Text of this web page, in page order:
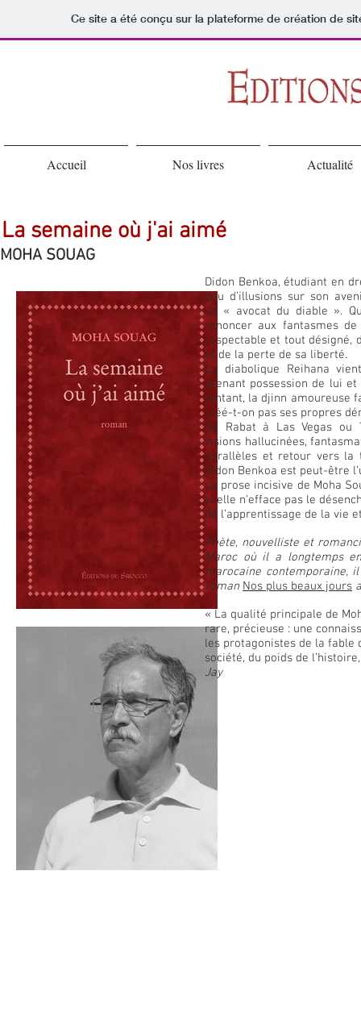
Ce site a été conçu sur la plateforme de création de
Accueil Nos livres Actualité
La semaine où j'ai aimé
MOHA SOUAG
Didon Benkoa, étudiant en
peu d’illusions sur son
un « avocat du diable ».
renoncer aux fantasmes
respectable et tout désigné,
et de la perte de sa liberté.
La diabolique Reihana
prenant possession de lui
tentant, la djinn amoureuse
créé-t-on pas ses propres
De Rabat à Las Vegas ou
visions hallucinées,
parallèles et retour vers
Didon Benkoa est peut-être
La prose incisive de Moha
si elle n’efface pas le
de l’apprentissage de la vie
Poète, nouvelliste et
Maroc où il a longtemps
marocaine contemporaine,
roman Nos plus beaux jours
« La qualité principale de
rare, précieuse : une
les protagonistes de la fable
société, du poids de
Jay